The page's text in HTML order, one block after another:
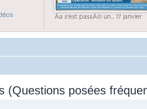
Ãa s'est passÃ© un... 17 janvier
(Questions posées